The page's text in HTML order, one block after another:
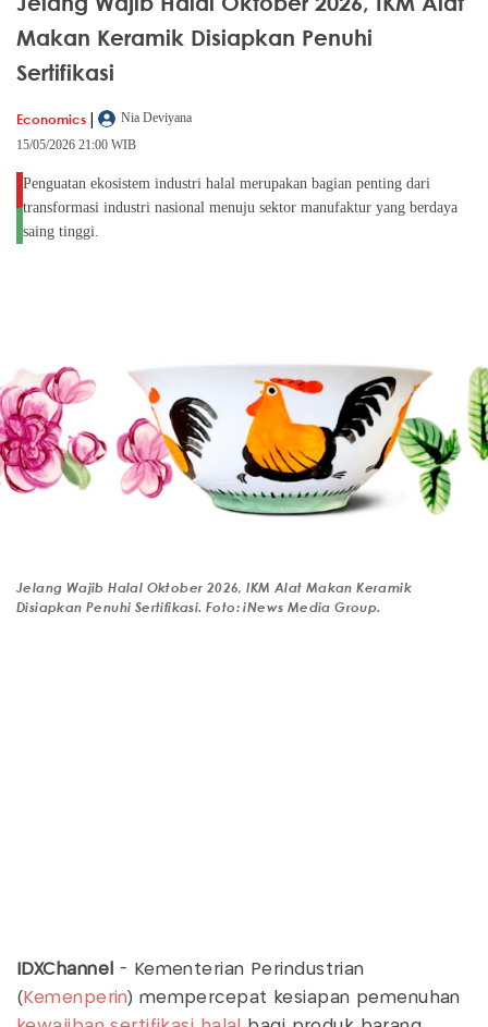
Makan Keramik Disiapkan Penuhi
Sertifikasi
Economics |
Nia Deviyana
15/05/2026 21:00 WIB
Penguatan ekosistem industri halal merupakan bagian penting dari
transformasi industri nasional menuju sektor manufaktur yang berdaya
saing tinggi.
Jelang Wajib Halal Oktober 2026, IKM Alat Makan Keramik
Disiapkan Penuhi Sertifikasi. Foto: iNews Media Group.
IDXChannel
- Kementerian Perindustrian
( Kemenperin) mempercepat kesiapan pemenuhan